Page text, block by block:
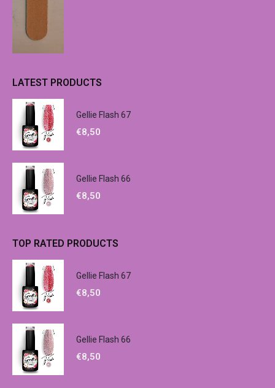
LATEST PRODUCTS
Gellie Flash 67
€8,50
Gellie Flash 66
€8,50
TOP RATED PRODUCTS
Gellie Flash 67
€8,50
Gellie Flash 66
€8,50